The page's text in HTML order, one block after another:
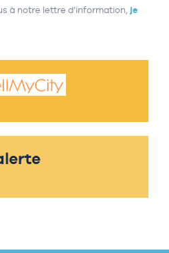
à notre lettre d’information, je